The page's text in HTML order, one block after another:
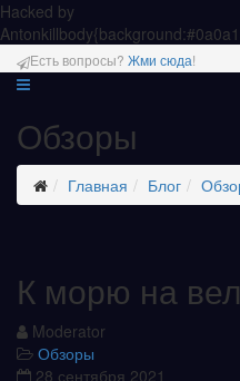
Hacked by
Antonkill
Есть вопросы? Жми сюда!
Обзоры
Главная Блог
К морю на
Moderator
Обзоры
28 сентября 2021